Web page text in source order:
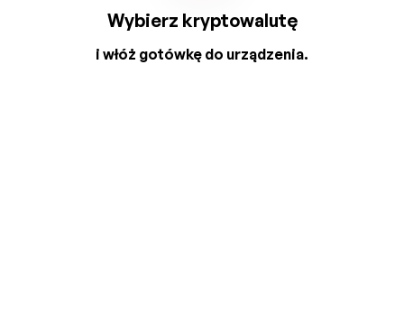
Wybierz kryptowalutę
i włóż gotówkę do urządzenia.